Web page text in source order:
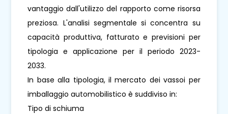
vantaggio dall'utilizzo del rapporto come risorsa
preziosa. L'analisi segmentale si concentra su
capacità produttiva, fatturato e previsioni per
tipologia e applicazione per il periodo 2023-
2033.
In base alla tipologia, il mercato dei vassoi per
imballaggio automobilistico è suddiviso in:
Tipo di schiuma